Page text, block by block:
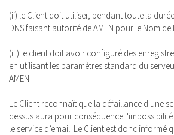
(ii) le Client doit utiliser, pendant toute la
DNS faisant autorité de AMEN pour le Nom de
(iii) le client doit avoir configuré des
en utilisant les paramètres standard du
AMEN.
Le Client reconnaît que la défaillance d'une
dessus aura pour conséquence
le service d’email. Le Client est donc informé